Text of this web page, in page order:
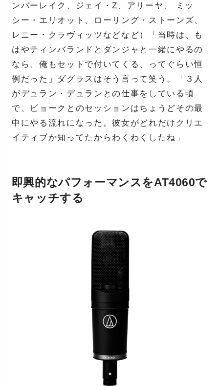
ンバーレイク、ジェイ・Z、アリーヤ、 ミッ
シー・エリオット、ローリング・ストーンズ、
レニー・クラヴィッツなどなど）「当時は、も
はやティンバランドとダンジャと一緒にやるの
なら、俺もセットで付いてくる、ってぐらい恒
例だった」ダグラスはそう言って笑う。「３人
がデュラン・デュランとの仕事をしている頃
で、ビョークとのセッションはちょうどその最
中にやる流れになった。彼女がどれだけクリエ
イティブか知ってたからわくわくしたね」
即興的なパフォーマンスをAT4060で
キャッチする